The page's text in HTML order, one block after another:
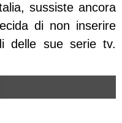
sussiste ancora
di non inserire
delle sue serie tv.